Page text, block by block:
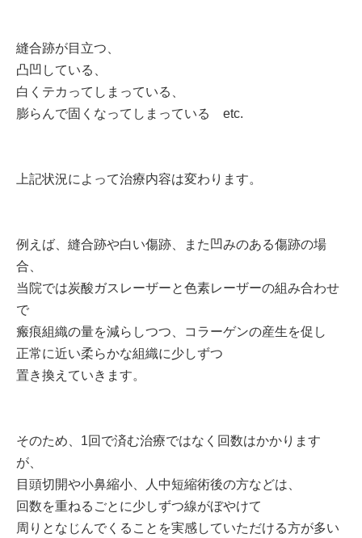
縫合跡が目立つ、
凸凹している、
白くテカってしまっている、
膨らんで固くなってしまっている etc.
上記状況によって治療内容は変わります。
例えば、縫合跡や白い傷跡、また凹みのある傷跡の場
合、
当院では炭酸ガスレーザーと色素レーザーの組み合わせ
で
瘢痕組織の量を減らしつつ、コラーゲンの産生を促し
正常に近い柔らかな組織に少しずつ
置き換えていきます。
そのため、1回で済む治療ではなく回数はかかります
が、
目頭切開や小鼻縮小、人中短縮術後の方などは、
回数を重ねるごとに少しずつ線がぼやけて
周りとなじんでくることを実感していただける方が多い